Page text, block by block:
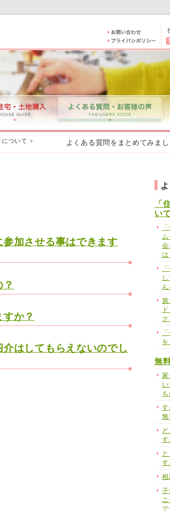
ついて よくある質問をまとめてみま
加させる事はできます
か？
はしてもらえないのでし
「
いて
会
は
第
無
家
無
す
す
相
子
で